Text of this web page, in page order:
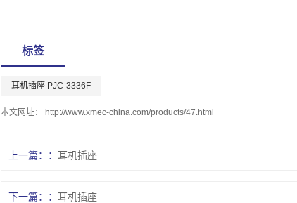
标签
耳机插座 PJC-3336F
本文网址： http://www.xmec-china.com/products/47.html
上一篇： 耳机插座
下一篇： 耳机插座